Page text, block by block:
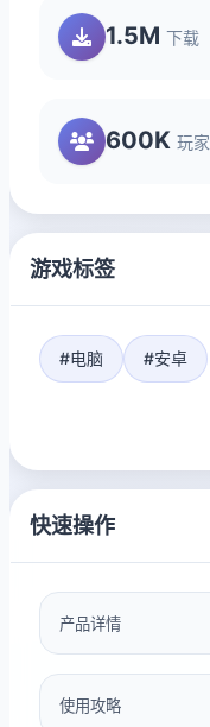
1.5M 下载
600K 玩家
游戏标签
#电脑 #安卓
快速操作
产品详情
使用攻略